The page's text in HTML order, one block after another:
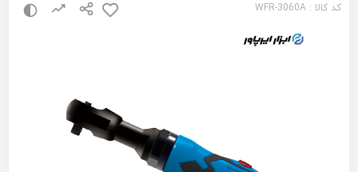
کد کالا : WFR-3060A